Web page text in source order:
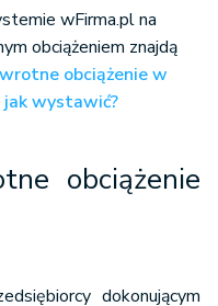
wFirma.pl na
obciążeniem znajdą
obciążenie w
jak wystawić?
obciążenie
dokonującym